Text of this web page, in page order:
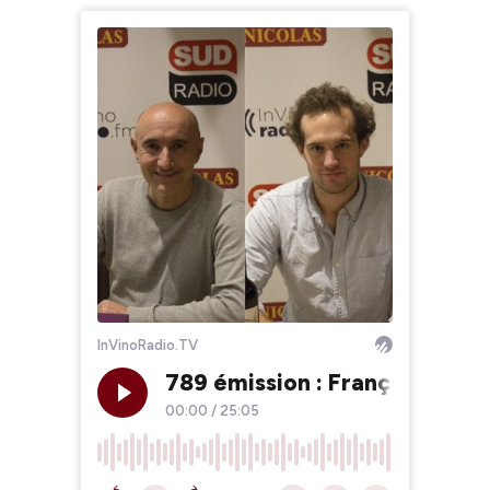
InVinoRadio.TV
789 émission : François
00:00 / 25:05